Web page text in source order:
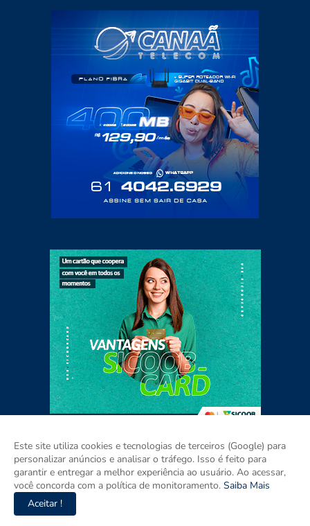
Home Sobre Contato Mídia Kit
Este site utiliza cookies e tecnologias de terceiros (Google) para
personalizar anúncios e analisar o tráfego. Isso é feito para
garantir e entregar a melhor experiência ao usuário. Ao acessar,
você concorda com a política de monitoramento. Saiba Mais
Aceitar !